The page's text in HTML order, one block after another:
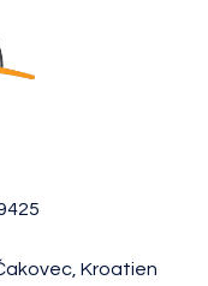
Kroatien